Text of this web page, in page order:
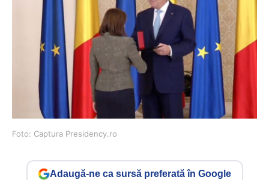
Foto: Captura Presidency.ro
Adaugă-ne ca sursă preferată în Google